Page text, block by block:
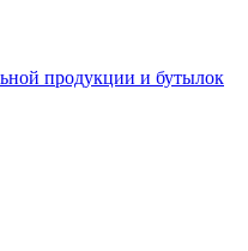
продукции и бутылок